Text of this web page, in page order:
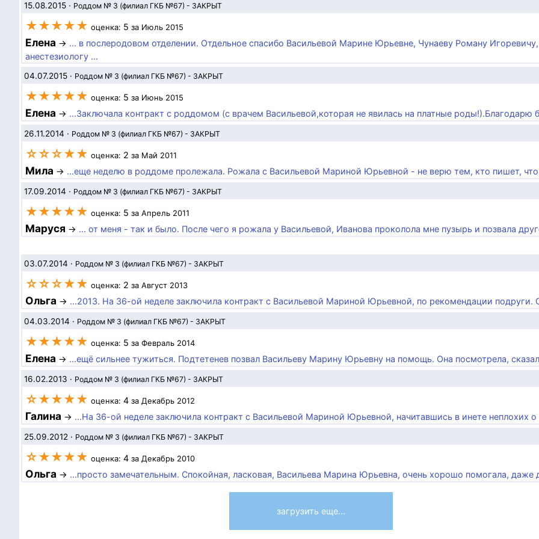
15.08.2015 · Роддом № 3 (филиал ГКБ №67) - ЗАКРЫТ
★★★★★ оценка: 5 за Июль 2015
Елена → ... в послеродовом отделении. Отдельное спасибо Васильевой Марине Юрьевне, Чунаеву Роману Игоревичу,
анестезиологу ...
04.07.2015 · Роддом № 3 (филиал ГКБ №67) - ЗАКРЫТ
★★★★★ оценка: 5 за Июнь 2015
Елена → ...Заключала контракт с роддомом (с врачем Васильевой,которая не явилась на платные роды!).Благодарю
26.11.2014 · Роддом № 3 (филиал ГКБ №67) - ЗАКРЫТ
☆☆☆★★ оценка: 2 за Май 2011
Мила → ...еще неделю в роддоме пролежала. Рожала с Васильевой Мариной Юрьевной - не верю тем, кто пишет, что
17.09.2014 · Роддом № 3 (филиал ГКБ №67) - ЗАКРЫТ
★★★★★ оценка: 5 за Апрель 2011
Маруся → ... от меня - так и было. После чего я рожала у Васильевой, Иванова проколола мне пузырь и позвала
03.07.2014 · Роддом № 3 (филиал ГКБ №67) - ЗАКРЫТ
☆☆☆★★ оценка: 2 за Август 2013
Ольга → ...2013. На 36-ой неделе заключила контракт с Васильевой Мариной Юрьевной, по рекомендации подруги.
04.03.2014 · Роддом № 3 (филиал ГКБ №67) - ЗАКРЫТ
★★★★★ оценка: 5 за Февраль 2014
Елена → ...ещё сильнее тужиться. Подтетенев позвал Васильеву Марину Юрьевну на помощь. Она посмотрела,
16.02.2013 · Роддом № 3 (филиал ГКБ №67) - ЗАКРЫТ
☆★★★★ оценка: 4 за Декабрь 2012
Галина → ...На 36-ой неделе заключила контракт с Васильевой Мариной Юрьевной, начитавшись в инете неплохих о
25.09.2012 · Роддом № 3 (филиал ГКБ №67) - ЗАКРЫТ
☆★★★★ оценка: 4 за Декабрь 2010
Ольга → ...просто замечательным. Спокойная, ласковая, Васильева Марина Юрьевна, очень хорошо помогала, даже
загрузить еще...